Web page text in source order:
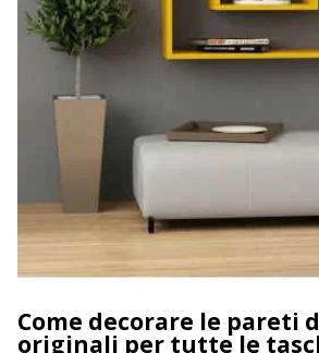
Come decorare le pareti
originali per tutte le